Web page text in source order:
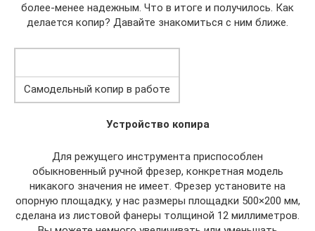
более-менее надежным. Что в итоге и получилось. Как
делается копир? Давайте знакомиться с ним ближе.
Самодельный копир в работе
Устройство копира
Для режущего инструмента приспособлен
обыкновенный ручной фрезер, конкретная модель
никакого значения не имеет. Фрезер установите на
опорную площадку, у нас размеры площадки 500×200 мм,
сделана из листовой фанеры толщиной 12 миллиметров.